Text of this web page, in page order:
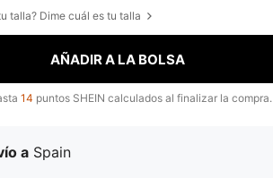
talla? Dime cuál es tu talla
AÑADIR A LA BOLSA
14 puntos SHEIN calculados al finalizar la compra.
a Spain